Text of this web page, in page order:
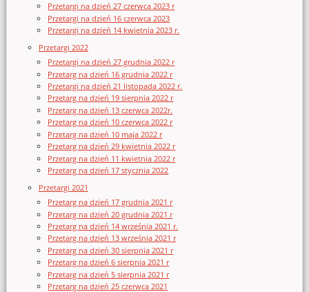
Przetargi na dzień 27 czerwca 2023 r
Przetargi na dzień 16 czerwca 2023
Przetargi na dzień 14 kwietnia 2023 r.
Przetargi 2022
Przetargi na dzień 27 grudnia 2022 r
Przetarg na dzień 16 grudnia 2022 r
Przetargi na dzień 21 listopada 2022 r.
Przetarg na dzień 19 sierpnia 2022 r
Przetarg na dzień 13 czerwca 2022r.
Przetarg na dzień 10 czerwca 2022 r
Przetarg na dzień 10 maja 2022 r
Przetarg na dzień 29 kwietnia 2022 r
Przetarg na dzień 11 kwietnia 2022 r
Przetarg na dzień 17 stycznia 2022
Przetargi 2021
Przetarg na dzień 17 grudnia 2021 r
Przetarg na dzień 20 grudnia 2021 r
Przetarg na dzień 14 września 2021 r.
Przetarg na dzień 13 września 2021 r
Przetarg na dzień 30 sierpnia 2021 r
Przetarg na dzień 6 sierpnia 2021 r
Przetarg na dzień 5 sierpnia 2021 r
Przetarg na dzień 25 czerwca 2021